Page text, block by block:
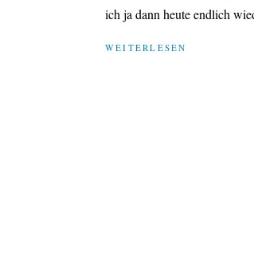
ich ja dann heute endlich
WEITERLESEN